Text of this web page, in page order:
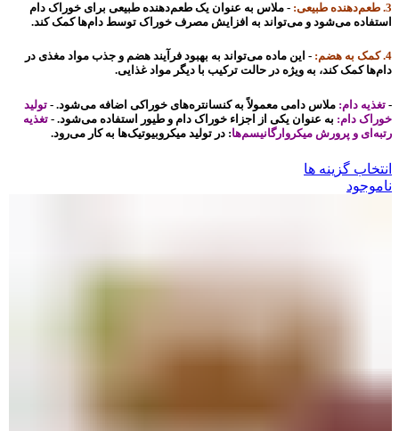
3. طعم‌دهنده طبیعی:
- ملاس به عنوان یک طعم‌دهنده طبیعی برای خوراک دام
استفاده می‌شود و می‌تواند به افزایش مصرف خوراک توسط دام‌ها کمک کند.
4. کمک به هضم:
- این ماده می‌تواند به بهبود فرآیند هضم و جذب مواد مغذی در
دام‌ها کمک کند، به ویژه در حالت ترکیب با دیگر مواد غذایی.
- تغذیه دام: ملاس دامی معمولاً به کنسانتره‌های خوراکی اضافه می‌شود. - تولید
خوراک دام: به عنوان یکی از اجزاء خوراک دام و طیور استفاده می‌شود. - تغذیه
رتبه‌ای و پرورش میکروارگانیسم‌ها: در تولید میکروبیوتیک‌ها به کار می‌رود.
انتخاب گزینه ها
ناموجود